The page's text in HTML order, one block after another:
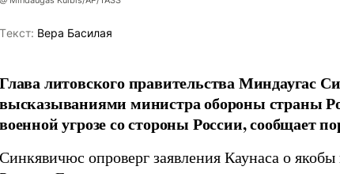
Tекст: Вера Басилая
Глава литовского правительства Миндаугас
высказываниями министра обороны страны
военной угрозе со стороны России, сообщает
Синкявичюс опроверг заявления Каунаса о